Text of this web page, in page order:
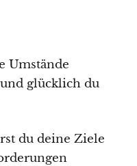
Umstände
glücklich du
du deine Ziele